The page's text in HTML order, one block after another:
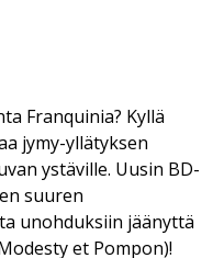
Franquinia? Kyllä
jymy-yllätyksen
ystäville. Uusin BD-
suuren
unohduksiin jäänyttä
et Pompon)!